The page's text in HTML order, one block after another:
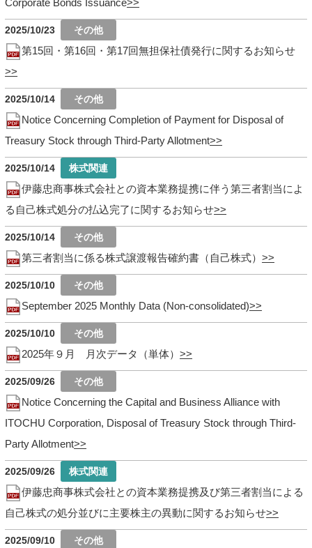
Corporate Bonds Issuance
2025/10/23
第15回・第16回・第17回無担保社債発行に関するお知らせ
2025/10/14
Notice Concerning Completion of Payment for Disposal of
Treasury Stock through Third-Party Allotment
2025/10/14
伊藤忠商事株式会社との資本業務提携に伴う第三者割当によ
る自己株式処分の払込完了に関するお知らせ
2025/10/14
第三者割当に係る株式譲渡報告確約書（自己株式）
2025/10/10
September 2025 Monthly Data (Non-consolidated)
2025/10/10
2025年９月 月次データ（単体）
2025/09/26
Notice Concerning the Capital and Business Alliance with
ITOCHU Corporation, Disposal of Treasury Stock through Third-
Party Allotment
2025/09/26
伊藤忠商事株式会社との資本業務提携及び第三者割当による
自己株式の処分並びに主要株主の異動に関するお知らせ
2025/09/10